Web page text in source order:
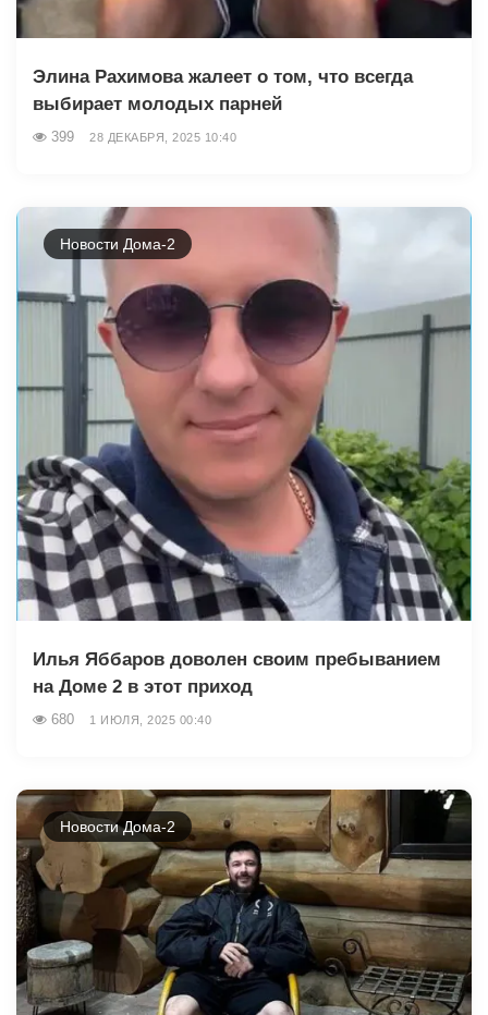
Элина Рахимова жалеет о том, что всегда
выбирает молодых парней
399 28 ДЕКАБРЯ, 2025 10:40
Новости Дома-2
Илья Яббаров доволен своим пребыванием
на Доме 2 в этот приход
680 1 ИЮЛЯ, 2025 00:40
Новости Дома-2